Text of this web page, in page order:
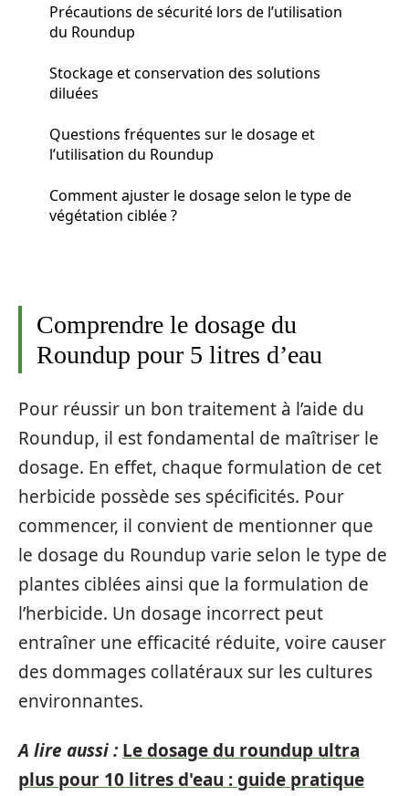
Précautions de sécurité lors de l’utilisation
du Roundup
Stockage et conservation des solutions
diluées
Questions fréquentes sur le dosage et
l’utilisation du Roundup
Comment ajuster le dosage selon le type de
végétation ciblée ?
Comprendre le dosage du
Roundup pour 5 litres d’eau
Pour réussir un bon traitement à l’aide du
Roundup, il est fondamental de maîtriser le
dosage. En effet, chaque formulation de cet
herbicide possède ses spécificités. Pour
commencer, il convient de mentionner que
le dosage du Roundup varie selon le type de
plantes ciblées ainsi que la formulation de
l’herbicide. Un dosage incorrect peut
entraîner une efficacité réduite, voire causer
des dommages collatéraux sur les cultures
environnantes.
A lire aussi : Le dosage du roundup ultra
plus pour 10 litres d'eau : guide pratique